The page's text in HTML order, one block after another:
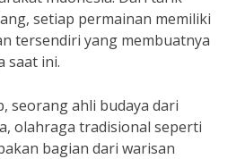
setiap permainan memiliki
tersendiri yang membuatnya
saat ini.
seorang ahli budaya dari
olahraga tradisional seperti
bagian dari warisan